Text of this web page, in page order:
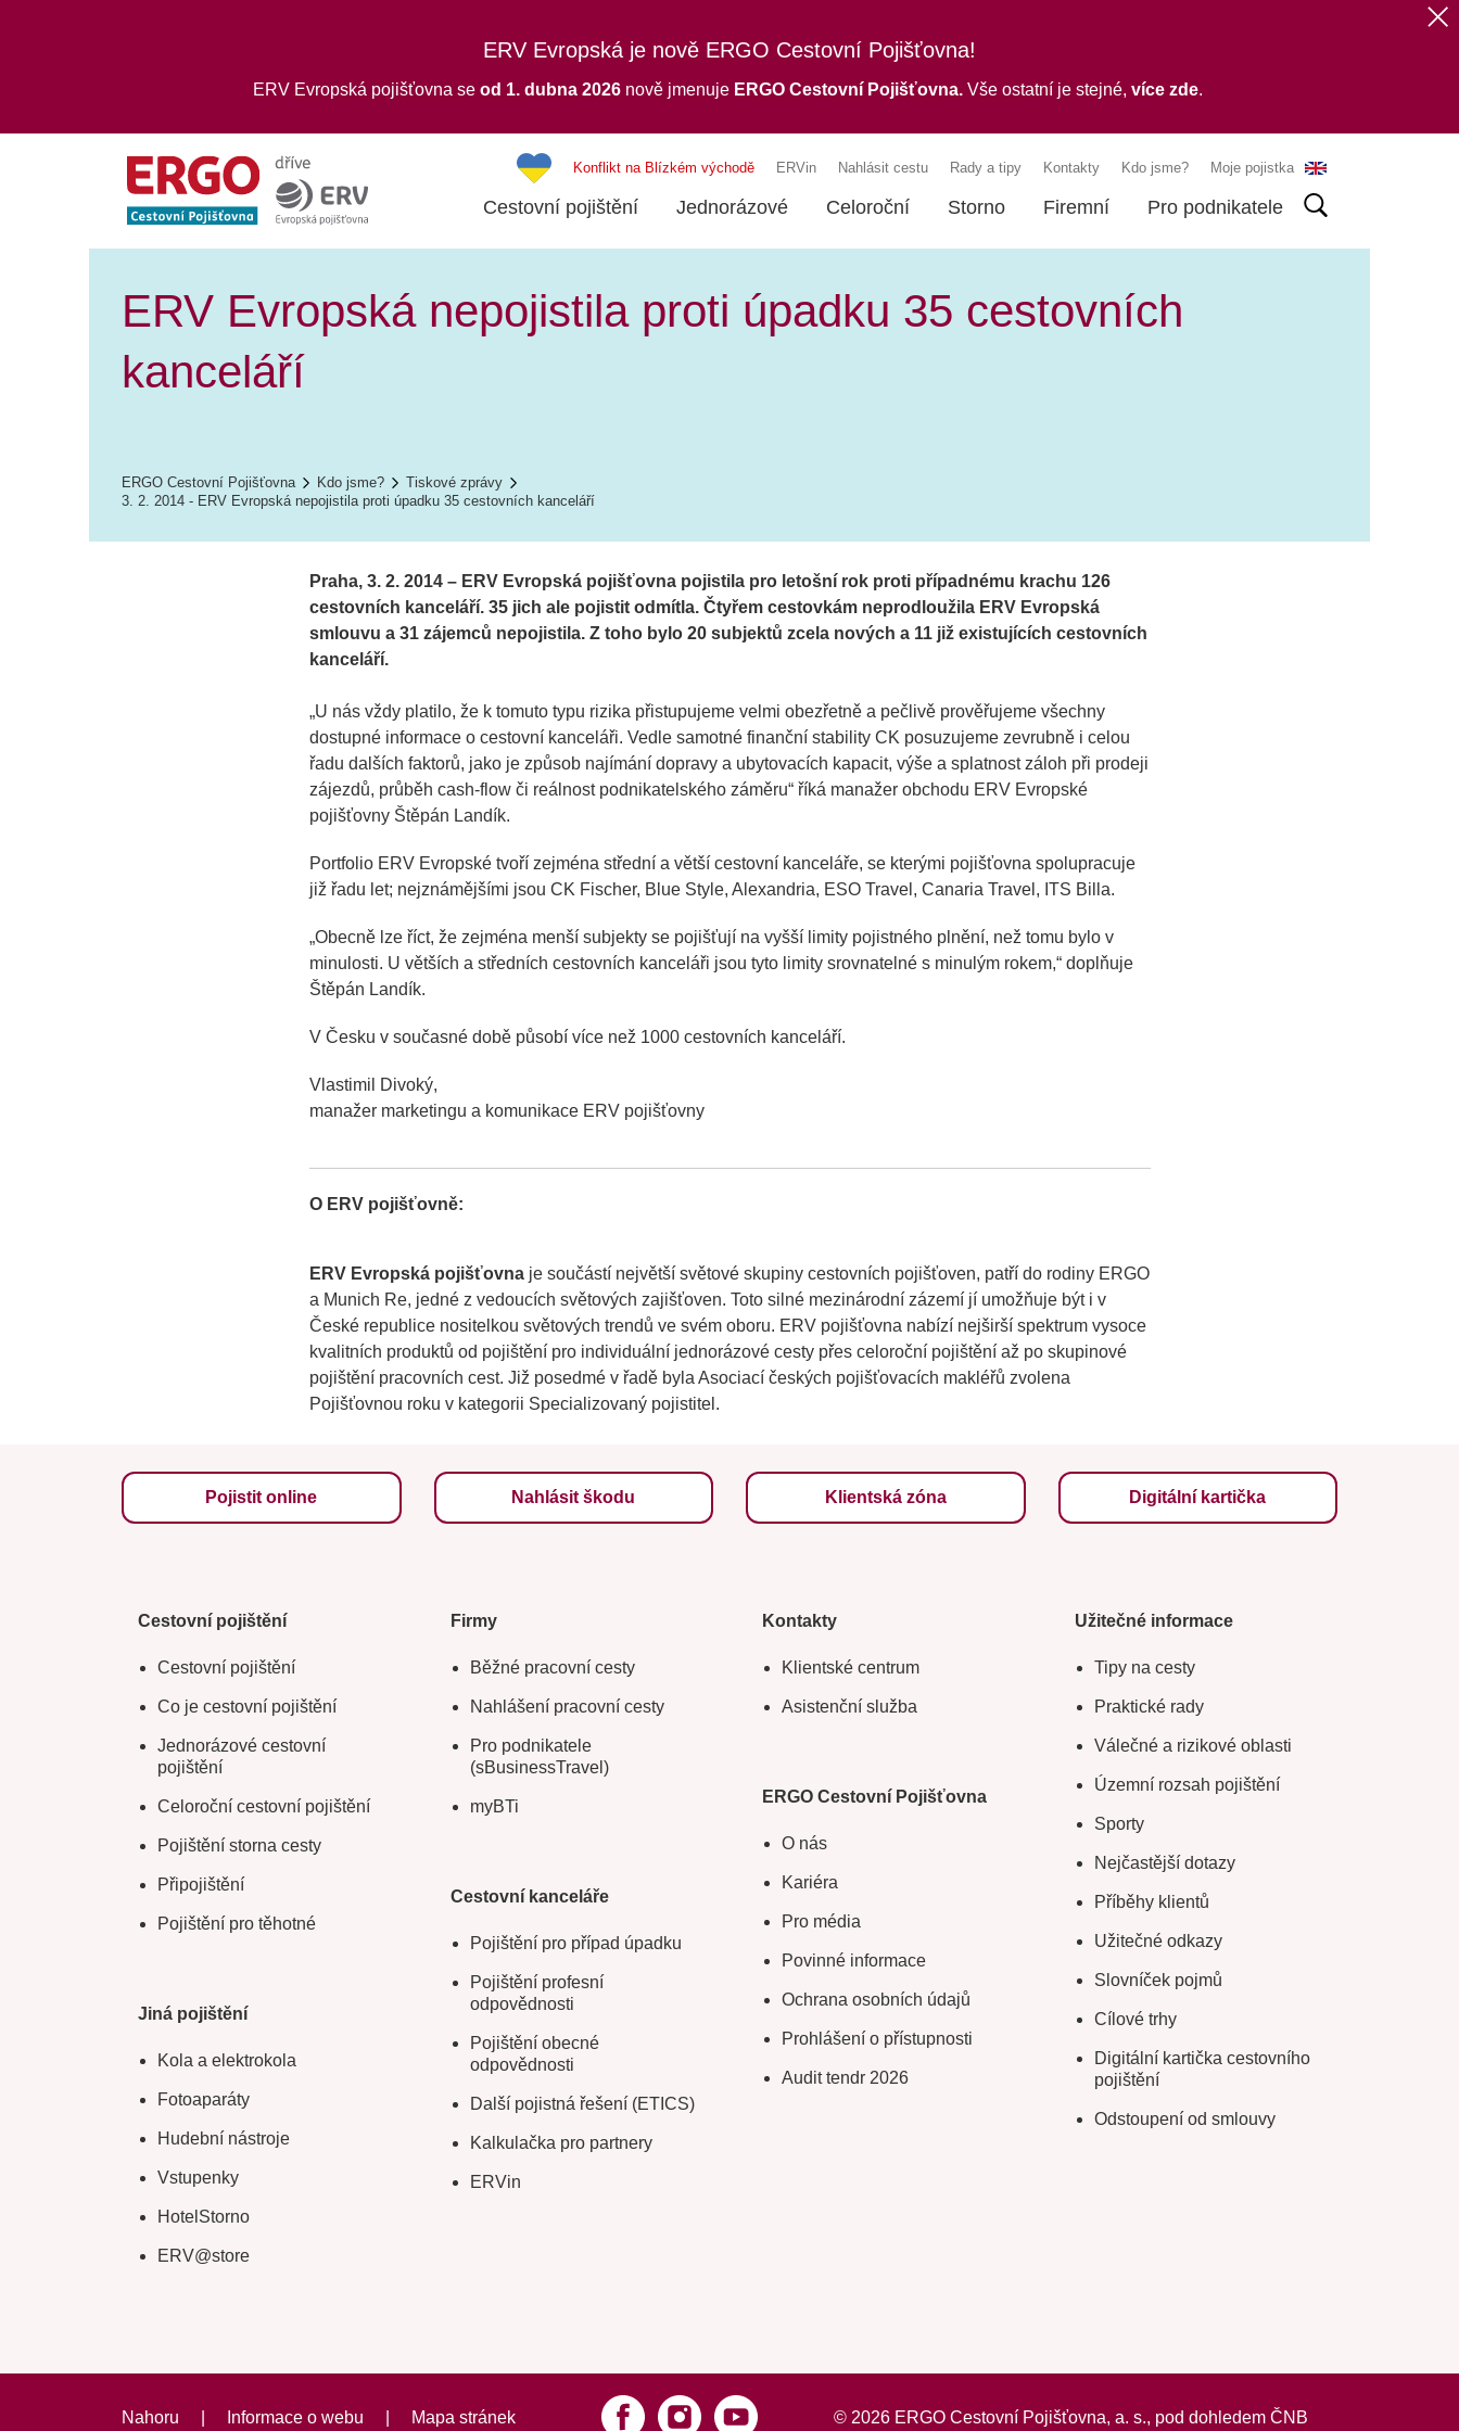
ERV Evropská je nově ERGO Cestovní Pojišťovna!
ERV Evropská pojišťovna se od 1. dubna 2026 nově jmenuje ERGO Cestovní Pojišťovna.Vše ostatní je stejné, více zde.
Konflikt na Blízkém východě ERVin Nahlásit cestu Rady a tipy Kontakty Kdo jsme? Moje pojistka
Cestovní pojištění Jednorázové Celoroční Storno Firemní Pro podnikatele
ERV Evropská nepojistila proti úpadku 35 cestovních
kanceláří
ERGO Cestovní Pojišťovna Kdo jsme?
Tiskové zprávy
3. 2. 2014 - ERV Evropská nepojistila proti úpadku 35 cestovních kanceláří
Praha, 3. 2. 2014 – ERV Evropská pojišťovna pojistila pro letošní rok proti případnému krachu 126
cestovních kanceláří. 35 jich ale pojistit odmítla. Čtyřem cestovkám neprodloužila ERV Evropská
smlouvu a 31 zájemců nepojistila. Z toho bylo 20 subjektů zcela nových a 11 již existujících cestovních
kanceláří.
„U nás vždy platilo, že k tomuto typu rizika přistupujeme velmi obezřetně a pečlivě prověřujeme všechny
dostupné informace o cestovní kanceláři. Vedle samotné finanční stability CK posuzujeme zevrubně i celou
řadu dalších faktorů, jako je způsob najímání dopravy a ubytovacích kapacit, výše a splatnost záloh při prodeji
zájezdů, průběh cash-flow či reálnost podnikatelského záměru“ říká manažer obchodu ERV Evropské
pojišťovny Štěpán Landík.
Portfolio ERV Evropské tvoří zejména střední a větší cestovní kanceláře, se kterými pojišťovna spolupracuje
již řadu let; nejznámějšími jsou CK Fischer, Blue Style, Alexandria, ESO Travel, Canaria Travel, ITS Billa.
„Obecně lze říct, že zejména menší subjekty se pojišťují na vyšší limity pojistného plnění, než tomu bylo v
minulosti. U větších a středních cestovních kanceláři jsou tyto limity srovnatelné s minulým rokem,“ doplňuje
Štěpán Landík.
V Česku v současné době působí více než 1000 cestovních kanceláří.
Vlastimil Divoký,
manažer marketingu a komunikace ERV pojišťovny
O ERV pojišťovně:
ERV Evropská pojišťovnaje součástí největší světové skupiny cestovních pojišťoven, patří do rodiny ERGO
a Munich Re, jedné z vedoucích světových zajišťoven. Toto silné mezinárodní zázemí jí umožňuje být i v
České republice nositelkou světových trendů ve svém oboru. ERV pojišťovna nabízí nejširší spektrum vysoce
kvalitních produktů od pojištění pro individuální jednorázové cesty přes celoroční pojištění až po skupinové
pojištění pracovních cest. Již posedmé v řadě byla Asociací českých pojišťovacích makléřů zvolena
Pojišťovnou roku v kategorii Specializovaný pojistitel.
Pojistit online Nahlásit škodu Klientská zóna Digitální kartička
Cestovní pojištění
Cestovní pojištění
Co je cestovní pojištění
Jednorázové cestovní
pojištění
Celoroční cestovní pojištění
Pojištění storna cesty
Připojištění
Pojištění pro těhotné
Jiná pojištění
Kola a elektrokola
Fotoaparáty
Hudební nástroje
Vstupenky
HotelStorno
ERV@store
Firmy
Běžné pracovní cesty
Nahlášení pracovní cesty
Pro podnikatele
(sBusinessTravel)
myBTi
Cestovní kanceláře
Pojištění pro případ úpadku
Pojištění profesní
odpovědnosti
Pojištění obecné
odpovědnosti
Další pojistná řešení (ETICS)
Kalkulačka pro partnery
ERVin
Kontakty
Klientské centrum
Asistenční služba
ERGO Cestovní Pojišťovna
O nás
Kariéra
Pro média
Povinné informace
Ochrana osobních údajů
Prohlášení o přístupnosti
Audit tendr 2026
Užitečné informace
Tipy na cesty
Praktické rady
Válečné a rizikové oblasti
Územní rozsah pojištění
Sporty
Nejčastější dotazy
Příběhy klientů
Užitečné odkazy
Slovníček pojmů
Cílové trhy
Digitální kartička cestovního
pojištění
Odstoupení od smlouvy
Nahoru Informace o webu Mapa stránek © 2026ERGO Cestovní Pojišťovna, a. s., pod dohledem ČNB